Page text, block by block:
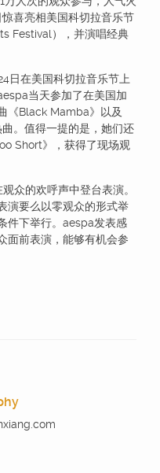
喜亮相美国科切拉音乐节
Festival），并演唱经典
在美国科切拉音乐节上
当天参加了在美国加
《Black Mamba》以及
。值得一提的是，她们还
Short》，获得了现场观
的欢呼声中登台表演。
演要么以零观众的形式举
件下举行。aespa发表感
面前表演，能够有机会参